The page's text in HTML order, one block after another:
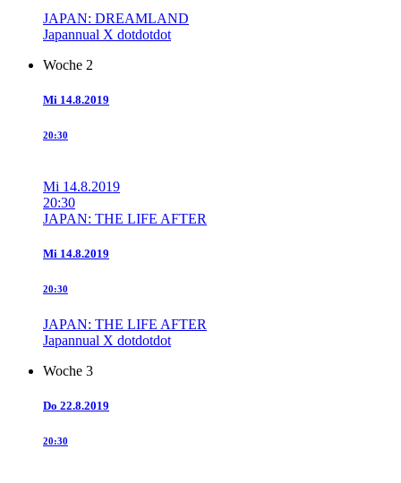
JAPAN: DREAMLAND
Japannual X dotdotdot
Woche 2
Mi 14.8.2019
20:30
Mi 14.8.2019
20:30
JAPAN: THE LIFE AFTER
Mi 14.8.2019
20:30
JAPAN: THE LIFE AFTER
Japannual X dotdotdot
Woche 3
Do 22.8.2019
20:30